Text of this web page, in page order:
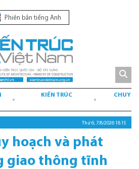
Phiên bản tiếng Anh
KIẾN TRÚC
Thứ 6, 7/8/2026 18:15
hoạch và phát
giao thông tĩnh